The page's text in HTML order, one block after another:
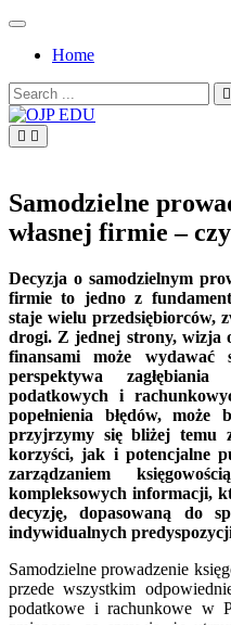
Skip
contentHome
Search
for:
Samodzielne
własnej firmie –
Decyzja o samodzielnym
firmie to jedno z
staje wielu przedsiębiorców,
drogi. Z jednej strony, wizja
finansami może
perspektywa
podatkowych i
popełnienia błędów,
przyjrzymy się bliżej temu
korzyści, jak i potencjalne
zarządzaniem
kompleksowych informacji,
decyzję, dopasowaną do
indywidualnych
Samodzielne prowadzenie
przede wszystkim
podatkowe i rachunkowe w